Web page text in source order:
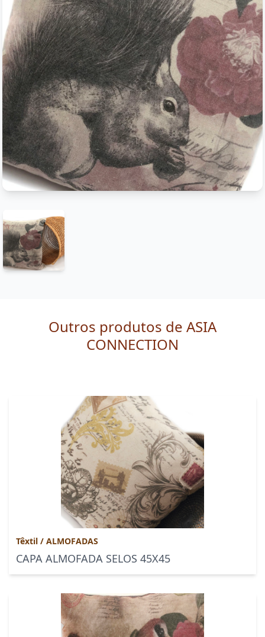
Outros produtos de ASIA
CONNECTION
Têxtil / ALMOFADAS
CAPA ALMOFADA SELOS 45X45